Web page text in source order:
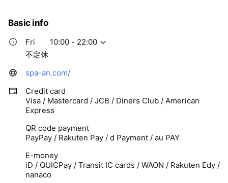
Basic info
Fri
10:00 - 22:00
不定休
spa-an.com/
Credit card
Visa / Mastercard / JCB / Diners Club / American
Express
QR code payment
PayPay / Rakuten Pay / d Payment / au PAY
E-money
iD / QUICPay / Transit IC cards / WAON / Rakuten Edy /
nanaco